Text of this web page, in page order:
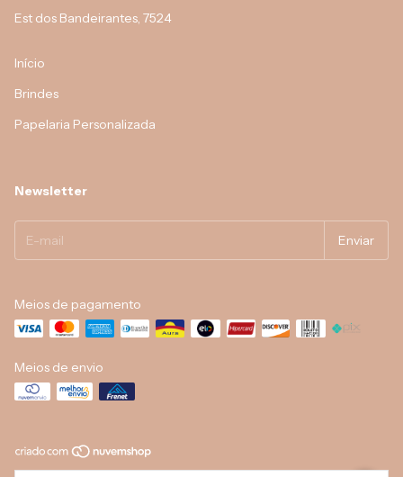
Est dos Bandeirantes, 7524
Início
Brindes
Papelaria Personalizada
Newsletter
Meios de pagamento
Meios de envio
Copyright A4 Digital Gráfica - 23270493000185 - 2026. Todos os direitos